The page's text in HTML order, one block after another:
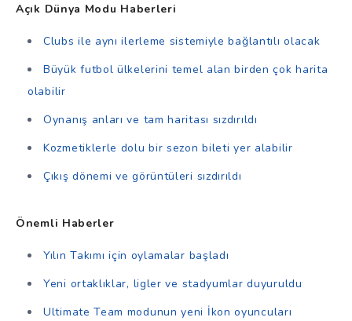
Açık Dünya Modu Haberleri
Clubs ile aynı ilerleme sistemiyle bağlantılı olacak
Büyük futbol ülkelerini temel alan birden çok harita
olabilir
Oynanış anları ve tam haritası sızdırıldı
Kozmetiklerle dolu bir sezon bileti yer alabilir
Çıkış dönemi ve görüntüleri sızdırıldı
Önemli Haberler
Yılın Takımı için oylamalar başladı
Yeni ortaklıklar, ligler ve stadyumlar duyuruldu
Ultimate Team modunun yeni İkon oyuncuları